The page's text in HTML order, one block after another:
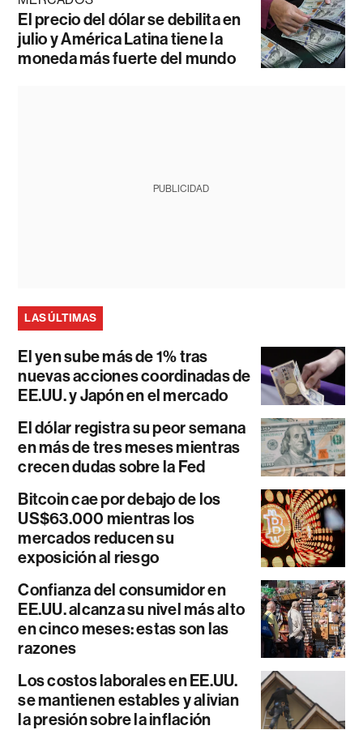
El precio del dólar se debilita en
julio y América Latina tiene la
moneda más fuerte del mundo
PUBLICIDAD
LAS ÚLTIMAS
El yen sube más de 1% tras
nuevas acciones coordinadas de
EE.UU. y Japón en el mercado
El dólar registra su peor semana
en más de tres meses mientras
crecen dudas sobre la Fed
Bitcoin cae por debajo de los
US$63.000 mientras los
mercados reducen su
exposición al riesgo
Confianza del consumidor en
EE.UU. alcanza su nivel más alto
en cinco meses: estas son las
razones
Los costos laborales en EE.UU.
se mantienen estables y alivian
la presión sobre la inflación